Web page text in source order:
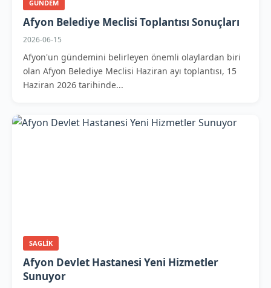
GUNDEM
Afyon Belediye Meclisi Toplantısı Sonuçları
2026-06-15
Afyon'un gündemini belirleyen önemli olaylardan biri
olan Afyon Belediye Meclisi Haziran ayı toplantısı, 15
Haziran 2026 tarihinde...
SAGLIK
Afyon Devlet Hastanesi Yeni Hizmetler
Sunuyor